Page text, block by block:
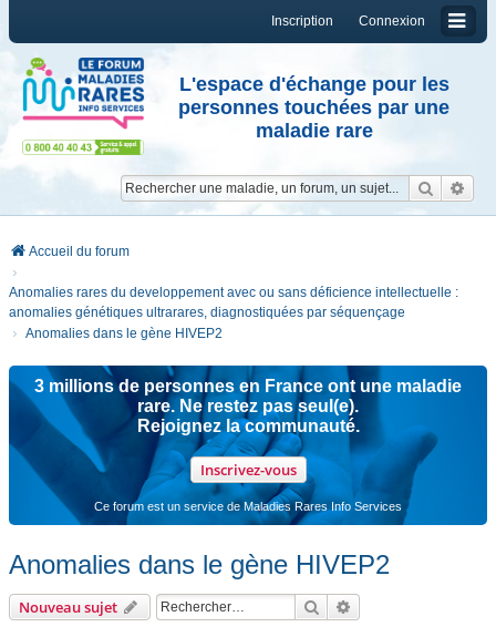
Connexion
Inscription
L'espace d'échange pour les
personnes touchées par une
maladie rare
Accueil du forum
Anomalies rares du developpement avec ou sans déficience intellectuelle :
anomalies génétiques ultrarares, diagnostiquées par séquençage
Anomalies dans le gène HIVEP2
3 millions de personnes en France ont une maladie
rare. Ne restez pas seul(e).
Rejoignez la communauté.
Inscrivez-vous
Ce forum est un service de Maladies Rares Info Services
Anomalies dans le gène HIVEP2
Nouveau sujet Rechercher